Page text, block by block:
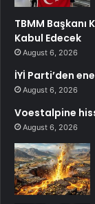
TBMM Başkanı
Kabul Edecek
August 6, 2026
İYİ Parti’den
August 6, 2026
Voestalpine
August 6, 2026